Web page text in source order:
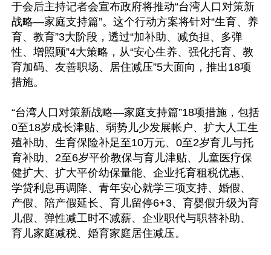
于会后主持记者会宣布政府将推动“台湾人口对策新
战略—家庭支持篇”。这个行动方案将针对“生育、养
育、教育”3大阶段，透过“加补助、减负担、多弹
性、增照顾”4大策略，从“安心生养、强化托育、教
育加码、友善职场、居住减压”5大面向，推出18项
措施。
“台湾人口对策新战略—家庭支持篇”18项措施，包括
0至18岁成长津贴、弱势儿少发展帐户、扩大人工生
殖补助、生育保险补足至10万元、0至2岁育儿与托
育补助、2至6岁平价教保与育儿津贴、儿童医疗保
健扩大、扩大平价幼保量能、企业托育租税优惠、
学贷利息再调降、青年安心就学三项支持、婚假、
产假、陪产假延长、育儿留停6+3、育婴假升级为育
儿假、弹性减工时不减薪、企业职代与职替补助、
育儿家庭减税、婚育家庭居住减压。